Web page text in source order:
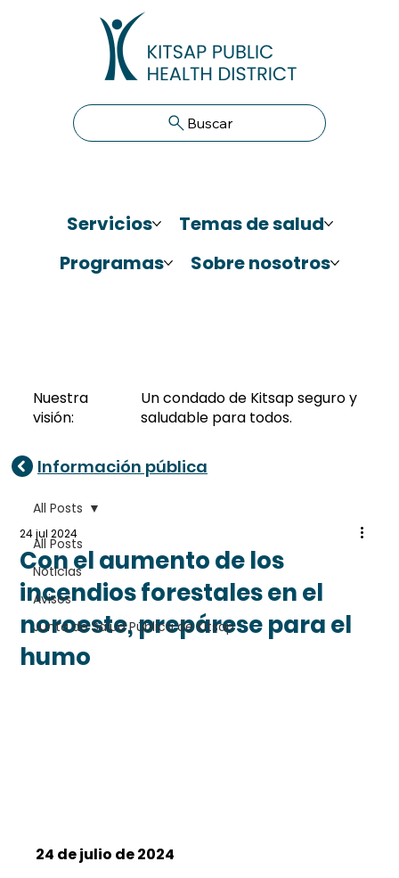
Buscar
Servicios
Temas de salud
Programas
Sobre nosotros
Nuestra
visión:
Un condado de Kitsap seguro y
saludable para todos.
Información pública
All Posts
Noticias
Avisos
Junta de Salud Pública de Kitsap
All Posts
Con el aumento de los
incendios forestales en el
noroeste, prepárese para el
humo
24 jul 2024
24 de julio de 2024